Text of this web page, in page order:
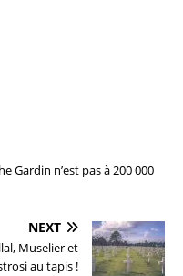
Gardin n’est pas à 200 000
NEXT
Muselier et
au tapis !